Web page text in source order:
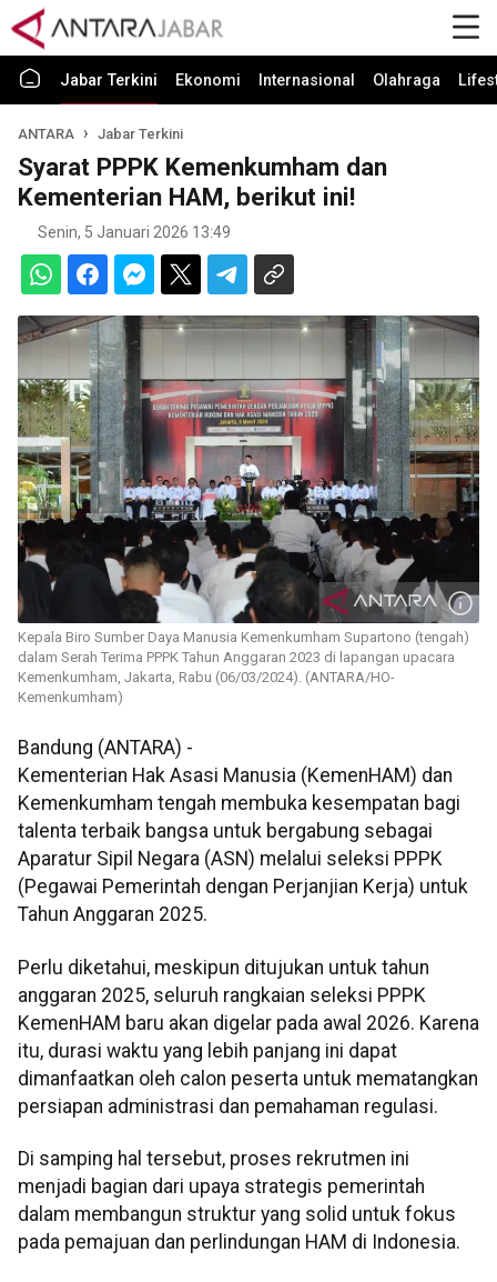
Jabar Terkini Ekonomi Internasional Olahraga
ANTARA Jabar Terkini
Syarat PPPK Kemenkumham dan
Kementerian HAM, berikut ini!
Senin, 5 Januari 2026 13:49
Kepala Biro Sumber Daya Manusia Kemenkumham Supartono (tengah)
dalam Serah Terima PPPK Tahun Anggaran 2023 di lapangan upacara
Kemenkumham, Jakarta, Rabu (06/03/2024). (ANTARA/HO-
Kemenkumham)
Bandung (ANTARA) -
Kementerian Hak Asasi Manusia (KemenHAM) dan
Kemenkumham tengah membuka kesempatan bagi
talenta terbaik bangsa untuk bergabung sebagai
Aparatur Sipil Negara (ASN) melalui seleksi PPPK
(Pegawai Pemerintah dengan Perjanjian Kerja) untuk
Tahun Anggaran 2025.
Perlu diketahui, meskipun ditujukan untuk tahun
anggaran 2025, seluruh rangkaian seleksi PPPK
KemenHAM baru akan digelar pada awal 2026. Karena
itu, durasi waktu yang lebih panjang ini dapat
dimanfaatkan oleh calon peserta untuk mematangkan
persiapan administrasi dan pemahaman regulasi.
Di samping hal tersebut, proses rekrutmen ini
menjadi bagian dari upaya strategis pemerintah
dalam membangun struktur yang solid untuk fokus
pada pemajuan dan perlindungan HAM di Indonesia.